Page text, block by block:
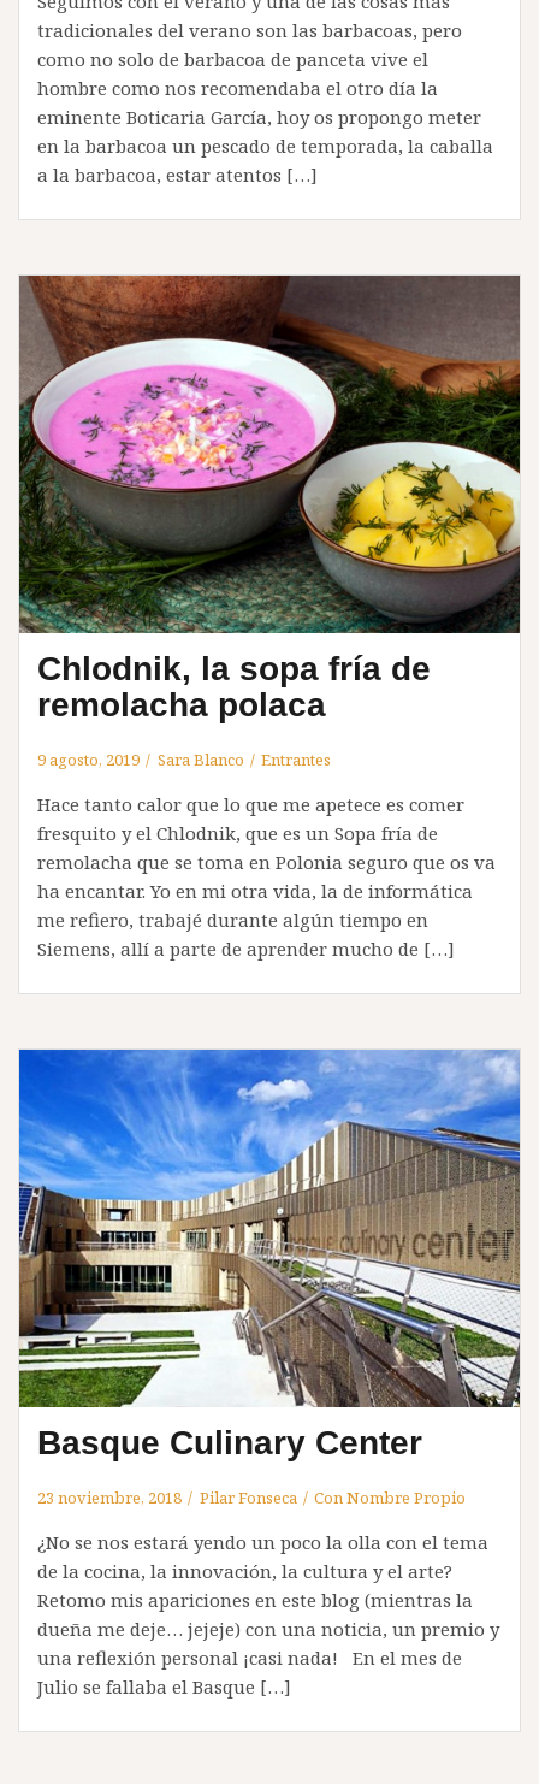
tradicionales del verano son las barbacoas, pero
como no solo de barbacoa de panceta vive el
hombre como nos recomendaba el otro día la
eminente Boticaria García, hoy os propongo meter
en la barbacoa un pescado de temporada, la caballa
a la barbacoa, estar atentos […]
Chlodnik, la sopa fría de
remolacha polaca
9 agosto, 2019 Sara Blanco Entrantes
Hace tanto calor que lo que me apetece es comer
fresquito y el Chlodnik, que es un Sopa fría de
remolacha que se toma en Polonia seguro que os va
ha encantar. Yo en mi otra vida, la de informática
me refiero, trabajé durante algún tiempo en
Siemens, allí a parte de aprender mucho de […]
Basque Culinary Center
23 noviembre, 2018 Pilar Fonseca Con Nombre Propio
¿No se nos estará yendo un poco la olla con el tema
de la cocina, la innovación, la cultura y el arte?
Retomo mis apariciones en este blog (mientras la
dueña me deje… jejeje) con una noticia, un premio y
una reflexión personal ¡casi nada! En el mes de
Julio se fallaba el Basque […]